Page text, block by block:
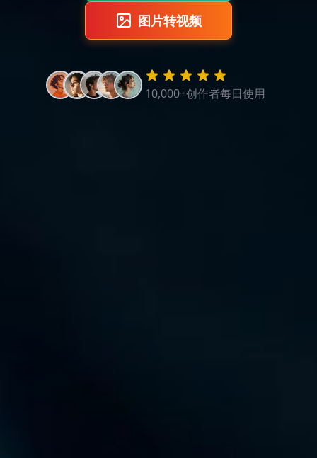
图片转视频
10,000+创作者每日使用